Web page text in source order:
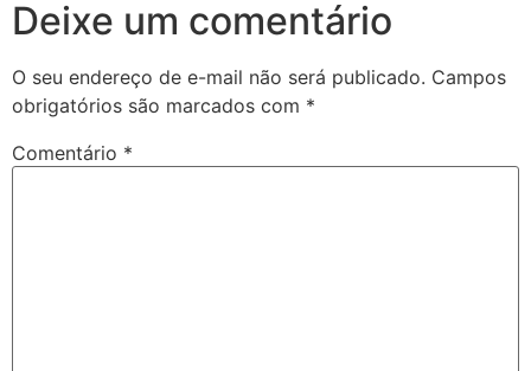
Deixe um comentário
O seu endereço de e-mail não será publicado. Campos
obrigatórios são marcados com *
Comentário *